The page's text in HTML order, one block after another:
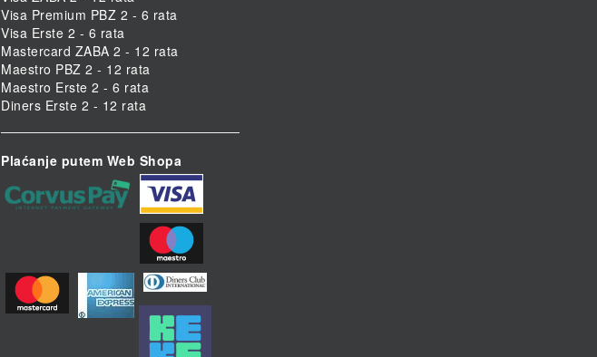
Visa Premium PBZ 2 - 6 rata
Visa Erste 2 - 6 rata
Mastercard ZABA 2 - 12 rata
Maestro PBZ 2 - 12 rata
Maestro Erste 2 - 6 rata
Diners Erste 2 - 12 rata
Plaćanje putem Web Shopa